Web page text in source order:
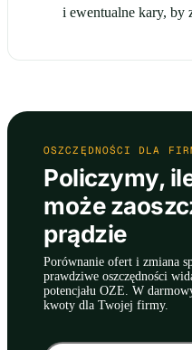
i ewentualne kary, by
OSZCZĘDNOŚCI DLA
Policzymy,
może
prądzie
Porównanie ofert i zmiana
prawdziwe oszczędności
potencjału OZE. W
kwoty dla Twojej firmy.